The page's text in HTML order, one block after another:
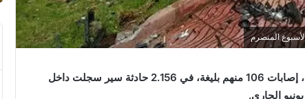
لقي 30 شخصا مصرعهم وأصيب 2940 آخرون بجروح، إصابات 106 منهم بليغة، في 2.156 حادثة سير سجلت داخل